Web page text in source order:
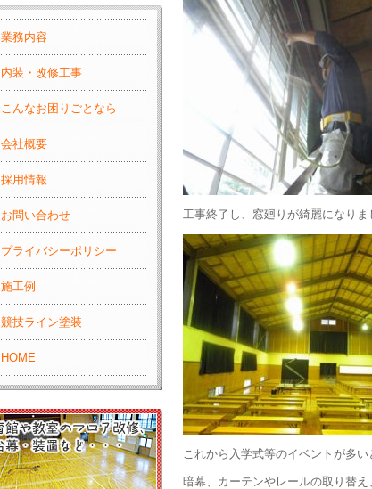
業務内容
内装・改修工事
こんなお困りごとなら
会社概要
採用情報
お問い合わせ
プライバシーポリシー
施工例
競技ライン塗装
HOME
工事終了し、窓廻りが綺麗になりま
これから入学式等のイベントが多い
暗幕、カーテンやレールの取り替